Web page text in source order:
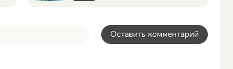
Оставить комментарий